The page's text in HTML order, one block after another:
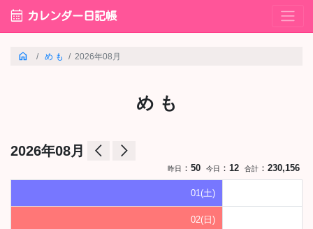
calendar_month カレンダー日記帳
home め も 2026年08月
め も
2026年08月 arrow_back_ios arrow_forward_ios
昨日 ： 50 今日 ： 12 合計 ： 230,156
01(土)
02(日)